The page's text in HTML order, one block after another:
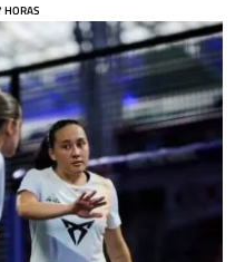
HORAS